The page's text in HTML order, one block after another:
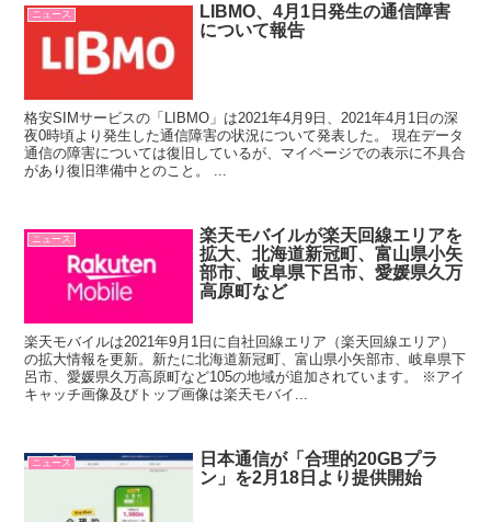
ニュース
LIBMO、4月1日発生の通信障害
について報告
格安SIMサービスの「LIBMO」は2021年4月9日、2021年4月1日の深
夜0時頃より発生した通信障害の状況について発表した。 現在データ
通信の障害については復旧しているが、マイページでの表示に不具合
があり復旧準備中とのこと。 ...
ニュース
楽天モバイルが楽天回線エリアを
拡大、北海道新冠町、富山県小矢
部市、岐阜県下呂市、愛媛県久万
高原町など
楽天モバイルは2021年9月1日に自社回線エリア（楽天回線エリア）
の拡大情報を更新。新たに北海道新冠町、富山県小矢部市、岐阜県下
呂市、愛媛県久万高原町など105の地域が追加されています。 ※アイ
キャッチ画像及びトップ画像は楽天モバイ...
ニュース
日本通信が「合理的20GBプラ
ン」を2月18日より提供開始